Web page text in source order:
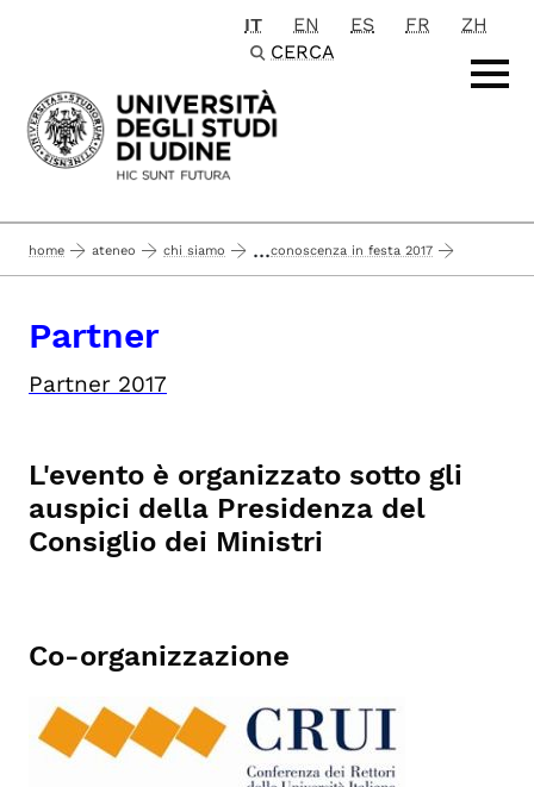
Passa al contenuto principale
IT EN ES FR
ZH
CERCA
home ateneo chi siamo ...conoscenza in festa 2017
Partner
Partner 2017
L'evento è organizzato sotto gli
auspici della Presidenza del
Consiglio dei Ministri
Co-organizzazione